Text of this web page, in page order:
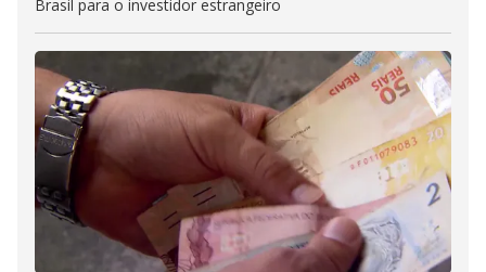
Brasil para o investidor estrangeiro